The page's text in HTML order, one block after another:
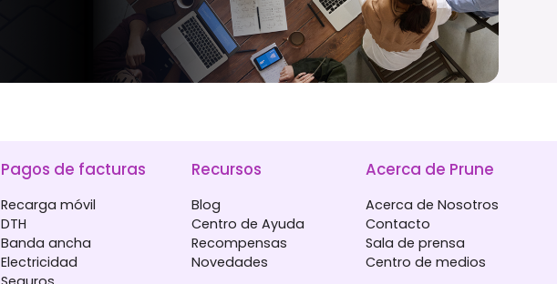
Pagos de facturas
Recarga móvil
DTH
Banda ancha
Electricidad
Recursos
Blog
Centro de Ayuda
Recompensas
Novedades
Acerca de Prune
Acerca de Nosotros
Contacto
Sala de prensa
Centro de medios